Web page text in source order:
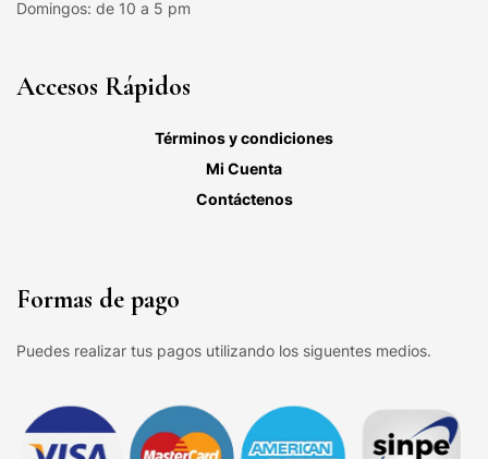
Domingos: de 10 a 5 pm
Accesos Rápidos
Términos y condiciones
Mi Cuenta
Contáctenos
Formas de pago
Puedes realizar tus pagos utilizando los siguentes medios.